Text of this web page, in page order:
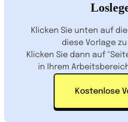
Klicken Sie unten auf
diese Vorlage
Klicken Sie dann auf
in Ihrem
Kostenlose